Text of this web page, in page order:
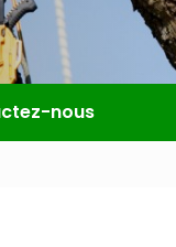
nous